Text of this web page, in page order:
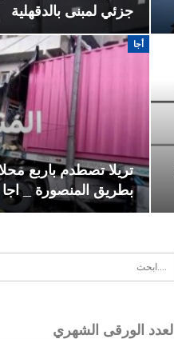
جزئي لمبنى بالدقهلية
أجا
تريلا تصطدم باربع
بطريق المنصورة _ اجا
العدد الورقى الشهري